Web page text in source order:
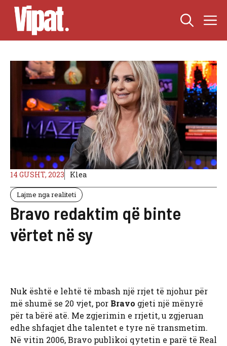
Skip
content
14 GUSHT, 2023 Klea
Lajme nga realiteti
Bravo redaktim që binte
vërtet në sy
Nuk është e lehtë të mbash një rrjet të njohur për
më shumë se 20 vjet, por Bravo gjeti një mënyrë
për ta bërë atë. Me zgjerimin e rrjetit, u zgjeruan
edhe shfaqjet dhe talentet e tyre në transmetim.
Në vitin 2006, Bravo publikoi qytetin e parë të Real